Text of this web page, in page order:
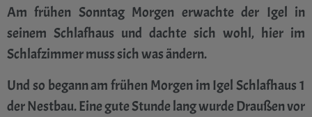
Am frühen Sonntag Morgen erwachte der Igel in
seinem Schlafhaus und dachte sich wohl, hier im
Schlafzimmer muss sich was ändern.
Und so begann am frühen Morgen im Igel Schlafhaus 1
der Nestbau. Eine gute Stunde lang wurde Draußen vor